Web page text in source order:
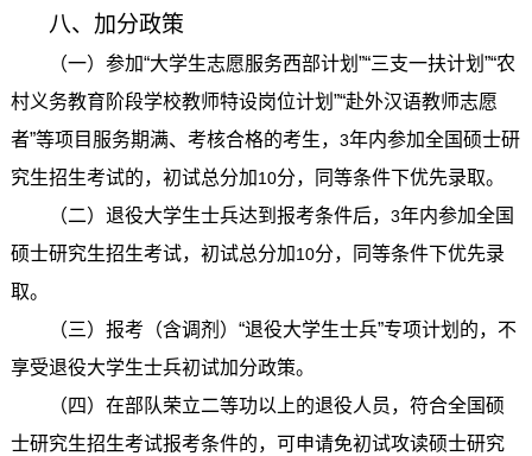
八、加分政策
（一）参加“大学生志愿服务西部计划”“三支一扶计划”“农
村义务教育阶段学校教师特设岗位计划”“赴外汉语教师志愿
者”等项目服务期满、考核合格的考生， 3年内参加全国硕士研
究生招生考试的，初试总分加10分，同等条件下优先录取。
（二）退役大学生士兵达到报考条件后， 3年内参加全国
硕士研究生招生考试，初试总分加10分，同等条件下优先录
取。
（三）报考（含调剂）“退役大学生士兵”专项计划的，不
享受退役大学生士兵初试加分政策。
（四）在部队荣立二等功以上的退役人员，符合全国硕
士研究生招生考试报考条件的，可申请免初试攻读硕士研究